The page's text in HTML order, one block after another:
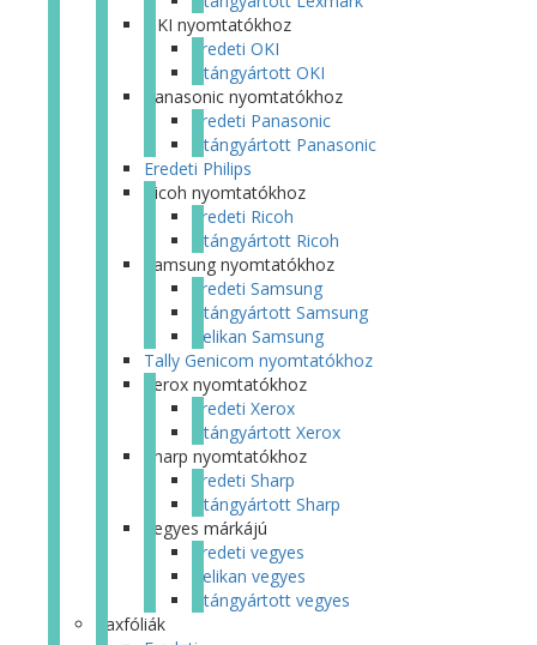
OKI nyomtatókhoz
Eredeti OKI
Utángyártott OKI
Panasonic nyomtatókhoz
Eredeti Panasonic
Utángyártott Panasonic
Eredeti Philips
Ricoh nyomtatókhoz
Eredeti Ricoh
Utángyártott Ricoh
Samsung nyomtatókhoz
Eredeti Samsung
Utángyártott Samsung
Pelikan Samsung
Tally Genicom nyomtatókhoz
Xerox nyomtatókhoz
Eredeti Xerox
Utángyártott Xerox
Sharp nyomtatókhoz
Eredeti Sharp
Utángyártott Sharp
Vegyes márkájú
Eredeti vegyes
Pelikan vegyes
Utángyártott vegyes
Faxfóliák